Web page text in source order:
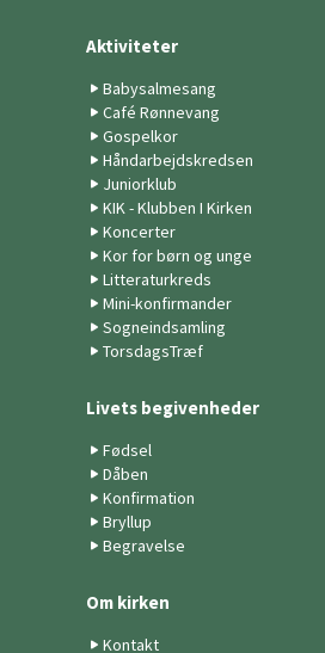
Aktiviteter
Babysalmesang
Café Rønnevang
Gospelkor
Håndarbejdskredsen
Juniorklub
KIK - Klubben I Kirken
Koncerter
Kor for børn og unge
Litteraturkreds
Mini-konfirmander
Sogneindsamling
TorsdagsTræf
Livets begivenheder
Fødsel
Dåben
Konfirmation
Bryllup
Begravelse
Om kirken
Kontakt